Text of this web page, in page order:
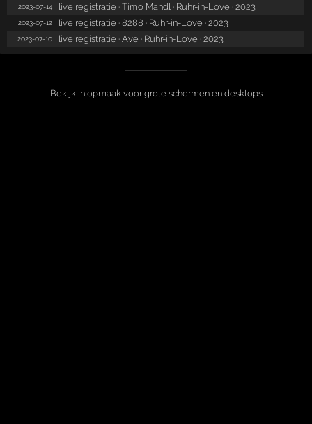
2023-07-14 live registratie · Timo Mandl · Ruhr-in-Love · 2023
2023-07-12 live registratie · 8288 · Ruhr-in-Love · 2023
2023-07-10 live registratie · Ave · Ruhr-in-Love · 2023
Bekijk in opmaak voor grote schermen en desktops